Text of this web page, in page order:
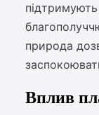
природа
Вплив